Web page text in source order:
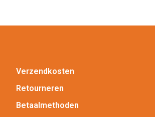
Verzendkosten
Retourneren
Betaalmethoden